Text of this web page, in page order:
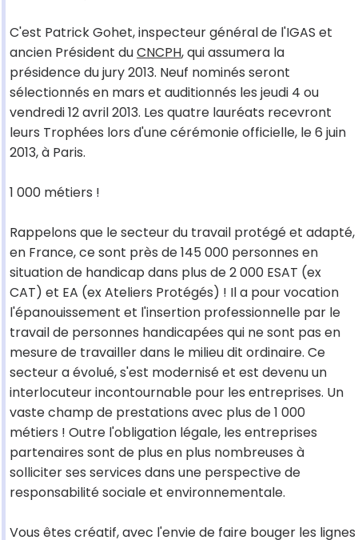
C'est Patrick Gohet, inspecteur général de l'IGAS et
ancien Président duCNCPH, qui assumera la
présidence du jury 2013. Neuf nominés seront
sélectionnés en mars et auditionnés les jeudi 4 ou
vendredi 12 avril 2013. Les quatre lauréats recevront
leurs Trophées lors d'une cérémonie officielle, le 6 juin
2013, à Paris.
1 000 métiers !
Rappelons que le secteur du travail protégé et adapté,
en France, ce sont près de 145 000 personnes en
situation de handicap dans plus de 2 000 ESAT (ex
CAT) et EA (ex Ateliers Protégés) ! Il a pour vocation
l'épanouissement et l'insertion professionnelle par le
travail de personnes handicapées qui ne sont pas en
mesure de travailler dans le milieu dit ordinaire. Ce
secteur a évolué, s'est modernisé et est devenu un
interlocuteur incontournable pour les entreprises. Un
vaste champ de prestations avec plus de 1 000
métiers ! Outre l'obligation légale, les entreprises
partenaires sont de plus en plus nombreuses à
solliciter ses services dans une perspective de
responsabilité sociale et environnementale.
Vous êtes créatif, avec l'envie de faire bouger les lignes